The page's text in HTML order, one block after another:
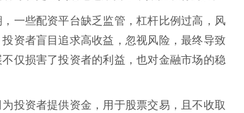
一些配资平台缺乏监管，杠杆比例过高，风
资者盲目追求高收益，忽视风险，最终导致
仅损害了投资者的利益，也对金融市场的稳
投资者提供资金，用于股票交易，且不收取